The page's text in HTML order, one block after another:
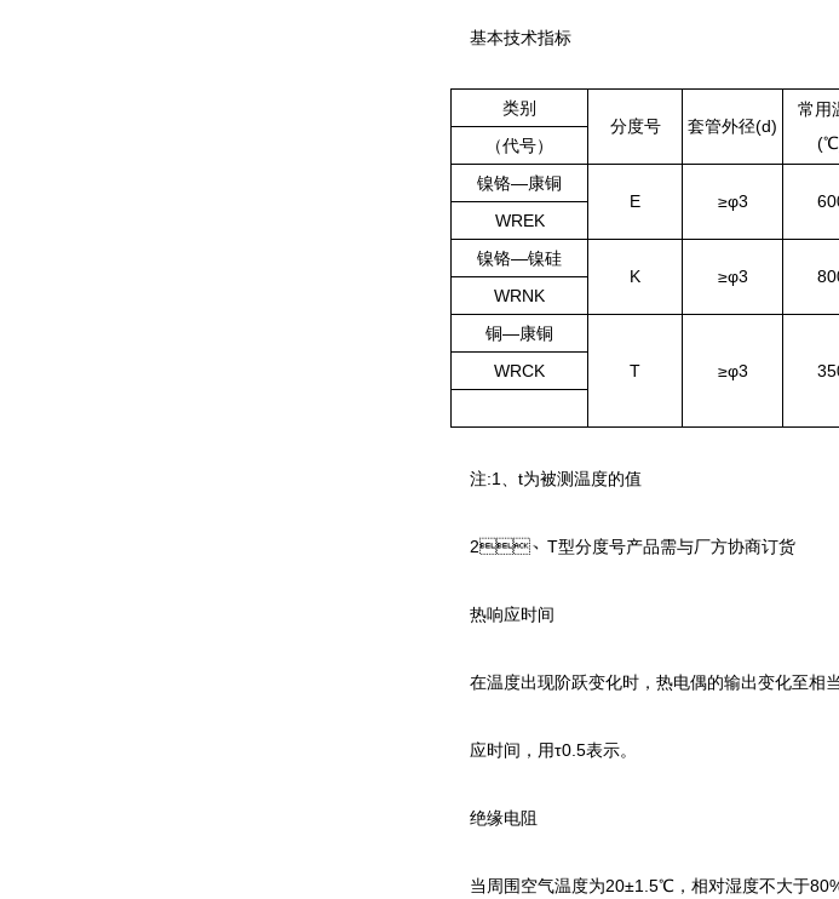
基本技术指标
类别
分度号
套管外径(d)
常用
（代号）
镍铬—康铜
E
≥φ3
WREK
镍铬—镍硅
K
≥φ3
WRNK
铜—康铜
T
≥φ3
WRCK
注:1、t为被测温度的值
2、T型分度号产品需与厂方协商订货
热响应时间
在温度出现阶跃变化时，热电偶的输出变化至
应时间，用τ0.5表示。
绝缘电阻
当周围空气温度为20±1.5℃，相对湿度不大于